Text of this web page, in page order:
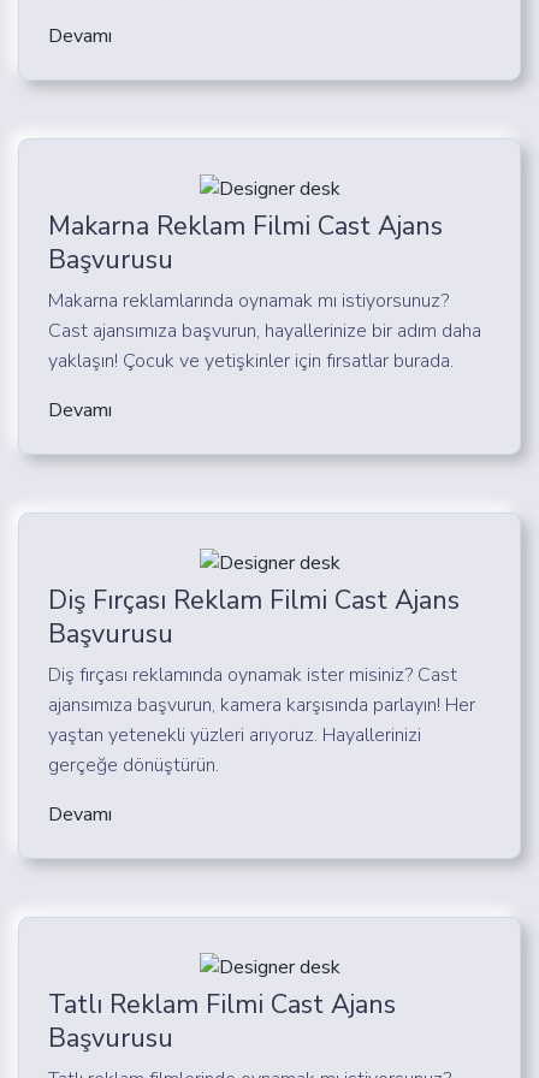
Devamı
Makarna Reklam Filmi Cast Ajans
Başvurusu
Makarna reklamlarında oynamak mı istiyorsunuz?
Cast ajansımıza başvurun, hayallerinize bir adım daha
yaklaşın! Çocuk ve yetişkinler için fırsatlar burada.
Devamı
Diş Fırçası Reklam Filmi Cast Ajans
Başvurusu
Diş fırçası reklamında oynamak ister misiniz? Cast
ajansımıza başvurun, kamera karşısında parlayın! Her
yaştan yetenekli yüzleri arıyoruz. Hayallerinizi
gerçeğe dönüştürün.
Devamı
Tatlı Reklam Filmi Cast Ajans
Başvurusu